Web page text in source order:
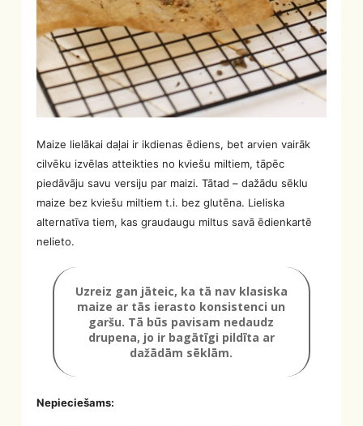
Maize lielākai daļai ir ikdienas ēdiens, bet arvien vairāk
cilvēku izvēlas atteikties no kviešu miltiem, tāpēc
piedāvāju savu versiju par maizi. Tātad – dažādu sēklu
maize bez kviešu miltiem t.i. bez glutēna. Lieliska
alternatīva tiem, kas graudaugu miltus savā ēdienkartē
nelieto.
Uzreiz gan jāteic, ka tā nav klasiska
maize ar tās ierasto konsistenci un
garšu. Tā būs pavisam nedaudz
drupena, jo ir bagātīgi pildīta ar
dažādām sēklām.
Nepieciešams: